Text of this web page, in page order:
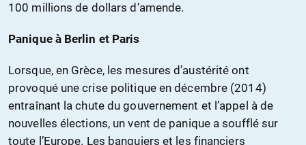
100 millions de dollars d’amende.
Panique à Berlin et Paris
Lorsque, en Grèce, les mesures d’austérité ont
provoqué une crise politique en décembre (2014)
entraînant la chute du gouvernement et l’appel à de
nouvelles élections, un vent de panique a soufflé sur
toute l’Europe. Les banquiers et les financiers